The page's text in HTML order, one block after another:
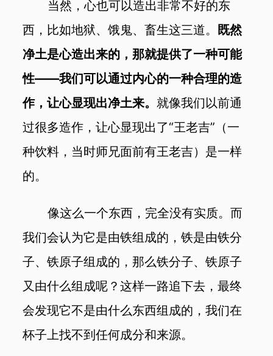
当然，心也可以造出非常不好的东
西，比如地狱、饿鬼、畜生这三道。 既然
净土是心造出来的，那就提供了一种可能
性——我们可以通过内心的一种合理的造
作，让心显现出净土来。 就像我们以前通
过很多造作，让心显现出了“王老吉”（一
种饮料，当时师兄面前有王老吉）是一样
的。
像这么一个东西，完全没有实质。而
我们会认为它是由铁组成的，铁是由铁分
子、铁原子组成的，那么铁分子、铁原子
又由什么组成呢？这样一路追下去，最终
会发现它不是由什么东西组成的，我们在
杯子上找不到任何成分和来源。